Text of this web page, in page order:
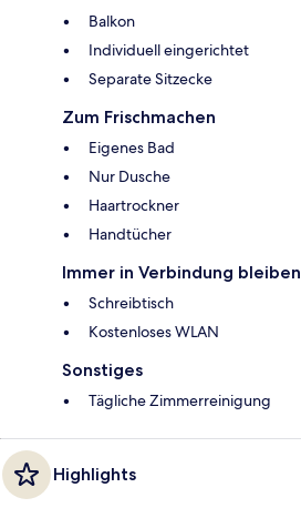
Balkon
Individuell eingerichtet
Separate Sitzecke
Zum Frischmachen
Eigenes Bad
Nur Dusche
Haartrockner
Handtücher
Immer in Verbindung bleiben
Schreibtisch
Kostenloses WLAN
Sonstiges
Tägliche Zimmerreinigung
Highlights